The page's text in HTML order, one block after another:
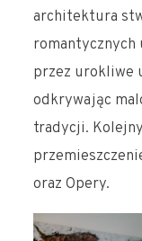
architektura
romantycznych
przez urokliwe
odkrywając
tradycji.
oraz Opery.